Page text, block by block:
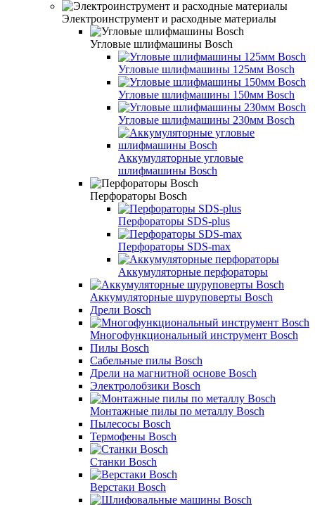
Электроинструмент и расходные материалы
Угловые шлифмашины Bosch
Угловые шлифмашины 125мм Bosch
Угловые шлифмашины 150мм Bosch
Угловые шлифмашины 230мм Bosch
Аккумуляторные угловые
шлифмашины Bosch
Перфораторы Bosch
Перфораторы SDS-plus
Перфораторы SDS-max
Аккумуляторные перфораторы
Аккумуляторные шуруповерты Bosch
Дрели Bosch
Многофункциональный инструмент Bosch
Пилы Bosch
Сабельные пилы Bosch
Дрели на магнитной основе Bosch
Электролобзики Bosch
Монтажные пилы по металлу Bosch
Пылесосы Bosch
Термофены Bosch
Станки Bosch
Верстаки Bosch